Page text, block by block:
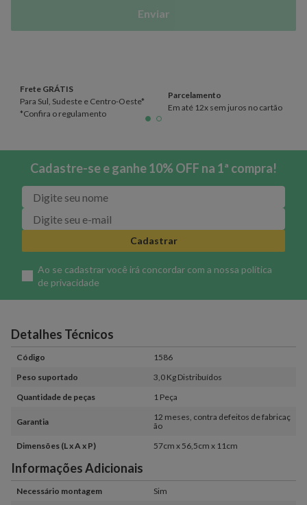
Enviar
Frete GRÁTIS
Para Sul, Sudeste e Centro-Oeste*
*Confira o regulamento
Parcelamento
Em até 12x sem juros no cartão
Cadastre-se e ganhe 10% OFF na 1ª compra!
Cadastrar
Ao se cadastrar você irá concordar com a nossa política
de privacidade
Detalhes Técnicos
Código
1586
Peso suportado
3,0 Kg Distribuídos
Quantidade de peças
1 Peça
Garantia
12 meses, contra defeitos de fabricaç
ão
Dimensões (L x A x P)
57cm x 56,5cm x 11cm
Informações Adicionais
Necessário montagem Sim